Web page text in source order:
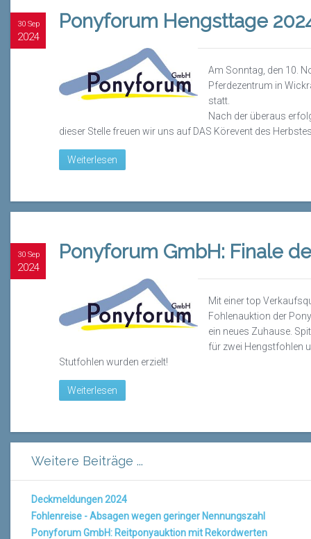
30 Sep
2024
Ponyforum Hengsttage
Am Sonntag, den 10.
Pferdezentrum in
statt.
Nach der überaus
dieser Stelle freuen wir uns auf DAS Körevent des
Weiterlesen
30 Sep
2024
Ponyforum GmbH: Finale
Mit einer top
Fohlenauktion der
ein neues Zuhause.
für zwei Hengstfohlen
Stutfohlen wurden erzielt!
Weiterlesen
Weitere Beiträge ...
Deckmeldungen 2024
Fohlenreise - Absagen wegen geringer Nennungszahl
Ponyforum GmbH: Reitponyauktion mit Rekordwerten